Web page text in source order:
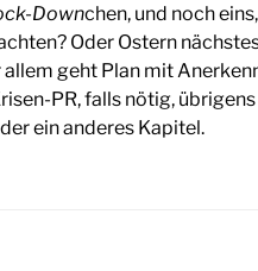
Downchen, und noch
Oder Ostern
allem geht Plan mit
PR, falls nötig,
ein anderes Kapitel.